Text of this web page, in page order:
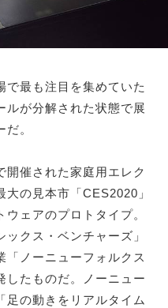
で最も注目を集めていた
ルが分解された状態で展
。
開催された家庭用エレク
大の見本市「CES2020」
ェアのプロトタイプ。
クス・ベンチャーズ」
「ノーニューフォルクス
したものだ。ノーニュー
足の動きをリアルタイム